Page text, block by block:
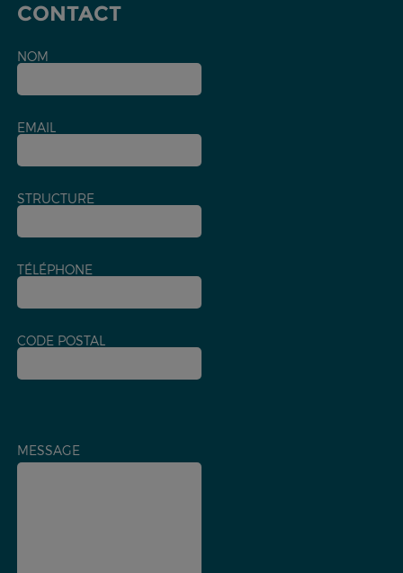
CONTACT
NOM
EMAIL
STRUCTURE
TÉLÉPHONE
CODE POSTAL
MESSAGE